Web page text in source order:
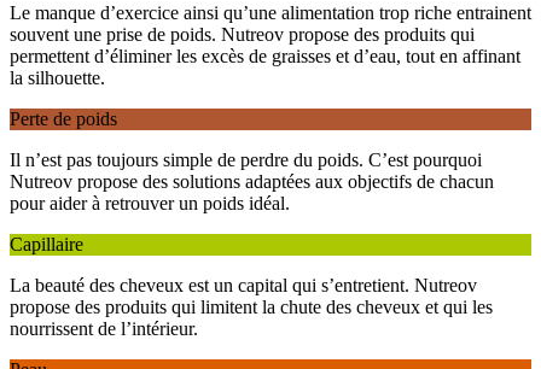
Le manque d’exercice ainsi qu’une alimentation trop riche entrainent
souvent une prise de poids. Nutreov propose des produits qui
permettent d’éliminer les excès de graisses et d’eau, tout en affinant
la silhouette.
Perte de poids
Il n’est pas toujours simple de perdre du poids. C’est pourquoi
Nutreov propose des solutions adaptées aux objectifs de chacun
pour aider à retrouver un poids idéal.
Capillaire
La beauté des cheveux est un capital qui s’entretient. Nutreov
propose des produits qui limitent la chute des cheveux et qui les
nourrissent de l’intérieur.